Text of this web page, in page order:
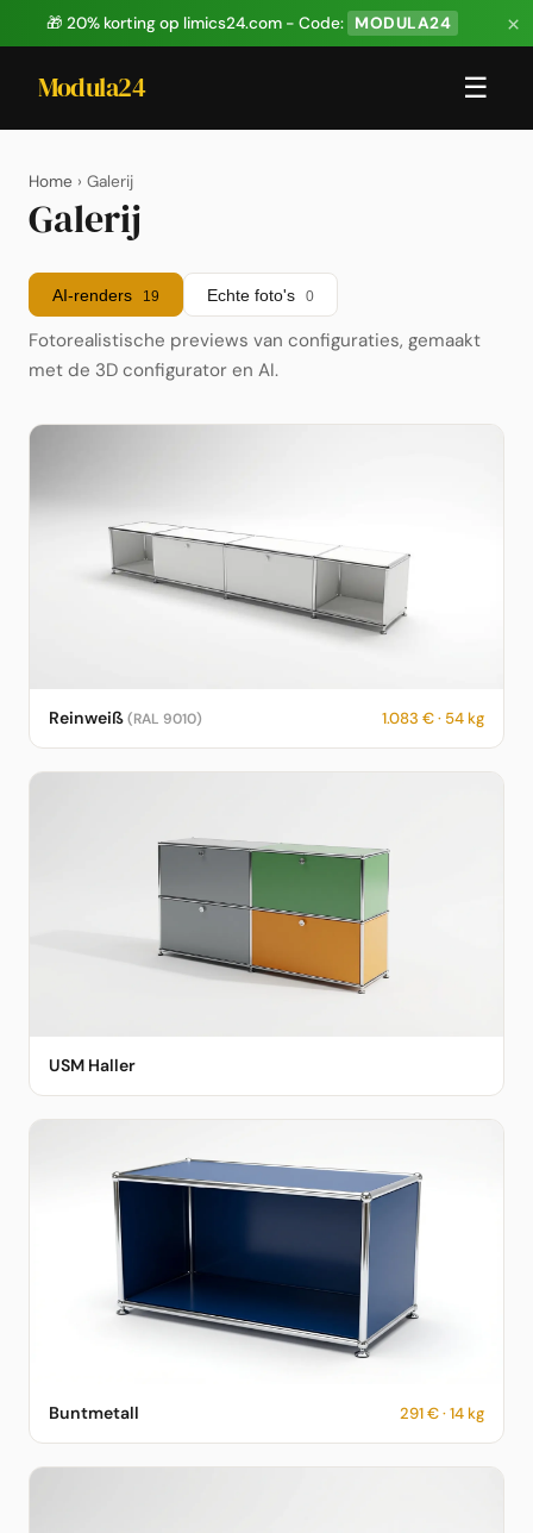
🎁 20% korting op limics24.com - Code: MODULA24 ×
Modula24 ☰
Home › Galerij
Galerij
AI-renders 19 Echte foto's 0
Fotorealistische previews van configuraties, gemaakt
met de 3D configurator en AI.
USM Haller Sideboard in Reinweiß – RAL 9010 – 1.083 € – 54 kg
– fotorealistische KI-Vorschau
Reinweiß(RAL 9010) 1.083 € · 54 kg
USM Haller Sideboard in USM Haller – fotorealistische KI-
Vorschau
USM Haller
USM Haller Sideboard in Buntmetall – 291 € – 14 kg –
fotorealistische KI-Vorschau
Buntmetall 291 € · 14 kg